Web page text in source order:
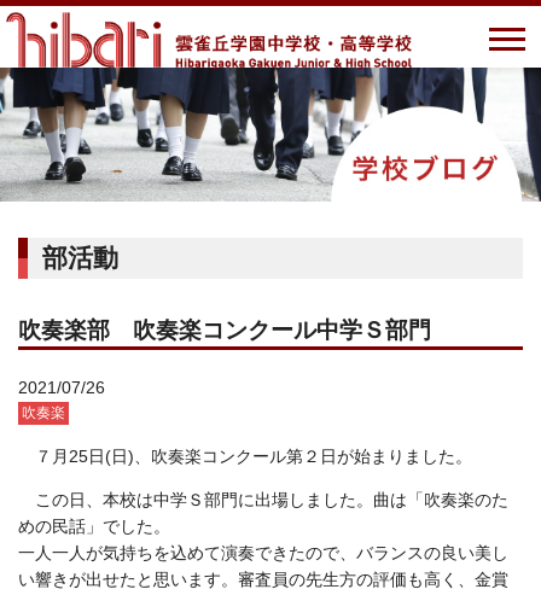
部活動
吹奏楽部 吹奏楽コンクール中学Ｓ部門
2021/07/26
吹奏楽
７月25日(日)、吹奏楽コンクール第２日が始まりました。
この日、本校は中学Ｓ部門に出場しました。曲は「吹奏楽のた
めの民話」でした。
一人一人が気持ちを込めて演奏できたので、バランスの良い美し
い響きが出せたと思います。審査員の先生方の評価も高く、金賞